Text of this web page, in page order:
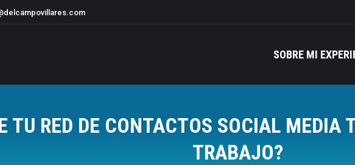
SOBRE MI
TU RED DE CONTACTOS SOCIAL MEDIA
TRABAJO?